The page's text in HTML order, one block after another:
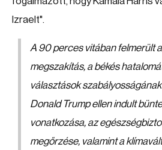
Izraelt".
A 90 perces vitában felmerült
megszakítás, a békés
választások
Donald Trump ellen indult
vonatkozása, az
megőrzése, valamint a